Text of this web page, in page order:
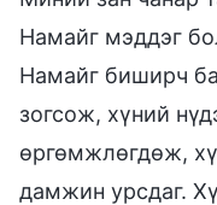
Намайг мэддэг
Намайг биширч
зогсож, хүний
өргөмжлөгдөж,
дамжин урсдаг.